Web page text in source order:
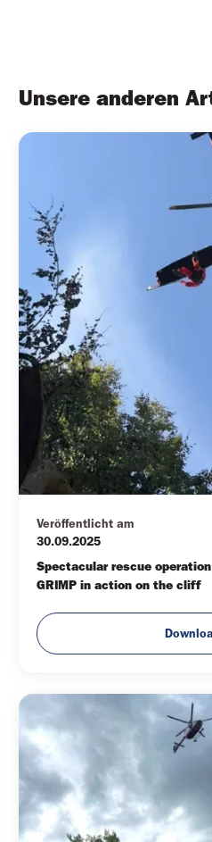
Unsere anderen
Veröffentlicht am
30.09.2025
Spectacular rescue
GRIMP in action on the cliff